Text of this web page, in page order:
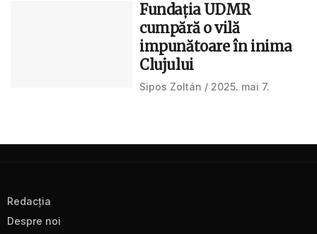
Fundația UDMR
cumpără o vilă
impunătoare în inima
Clujului
Sipos Zoltán 2025. mai 7.
Redacţia
Despre noi